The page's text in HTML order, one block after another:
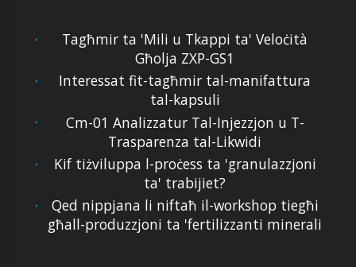
Tagħmir ta 'Mili u Tkappi ta' Veloċità
Għolja ZXP-GS1
Interessat fit-tagħmir tal-manifattura
tal-kapsuli
Cm-01 Analizzatur Tal-Injezzjon u T-
Trasparenza tal-Likwidi
Kif tiżviluppa l-proċess ta 'granulazzjoni
ta' trabijiet?
Qed nippjana li niftaħ il-workshop tiegħi
għall-produzzjoni ta 'fertilizzanti minerali